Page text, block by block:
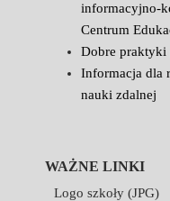
informacyjno-
Centrum
Dobre praktyki
Informacja dla
nauki zdalnej
WAŻNE LINKI
Logo szkoły (JPG)